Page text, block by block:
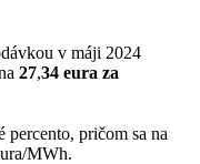
v máji 2024
27,34 eura za
percento, pričom sa na
MWh.